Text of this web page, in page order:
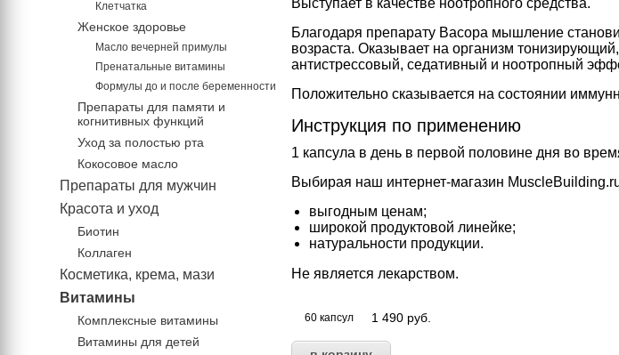
Выступает в качестве ноотропного средства.
Благодаря препарату Bacopa мышление
возраста. Оказывает на организм
антистрессовый, седативный и ноотропный
Положительно сказывается на состоянии
Инструкция по применению
1 капсула в день в первой половине дня во
Выбирая наш интернет-магазин
выгодным ценам;
широкой продуктовой линейке;
натуральности продукции.
Не является лекарством.
60 капсул 1 490 руб.
Клетчатка
Женское здоровье
Масло вечерней примулы
Пренатальные витамины
Формулы до и после беременности
Препараты для памяти и
когнитивных функций
Уход за полостью рта
Кокосовое масло
Препараты для мужчин
Красота и уход
Биотин
Коллаген
Косметика, крема, мази
Витамины
Комплексные витамины
Витамины для детей